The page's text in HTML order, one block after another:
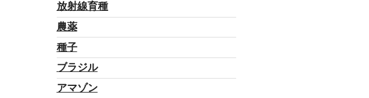
放射線育種
農薬
種子
ブラジル
アマゾン